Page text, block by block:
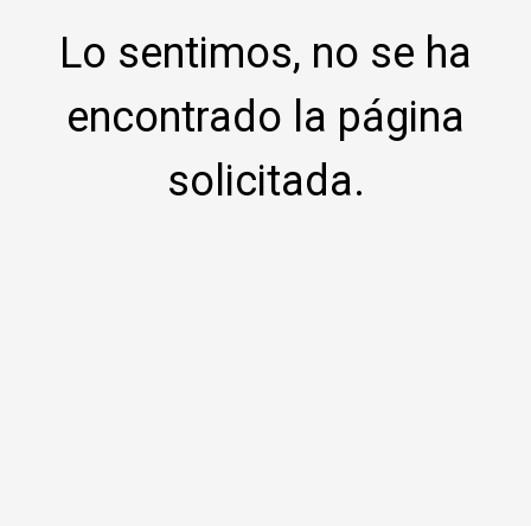
Lo sentimos, no se ha
encontrado la página
solicitada.